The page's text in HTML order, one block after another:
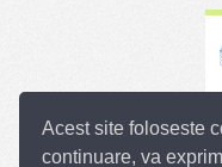
Acest site foloseste
continuare, va